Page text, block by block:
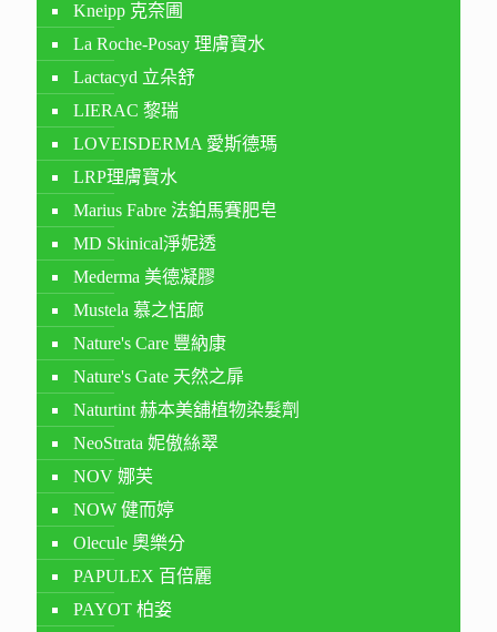
Kneipp 克奈圃
La Roche-Posay 理膚寶水
Lactacyd 立朵舒
LIERAC 黎瑞
LOVEISDERMA 愛斯德瑪
LRP理膚寶水
Marius Fabre 法鉑馬賽肥皂
MD Skinical淨妮透
Mederma 美德凝膠
Mustela 慕之恬廊
Nature's Care 豐納康
Nature's Gate 天然之扉
Naturtint 赫本美舖植物染髮劑
NeoStrata 妮傲絲翠
NOV 娜芙
NOW 健而婷
Olecule 奧樂分
PAPULEX 百倍麗
PAYOT 柏姿